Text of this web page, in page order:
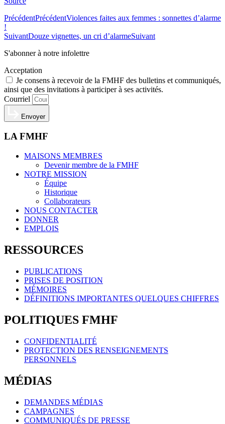
PrécédentPrécédentViolences faites aux femmes : sonnettes d’alarme
!
SuivantDouze vignettes, un cri d’alarmeSuivant
S'abonner à notre infolettre
Acceptation
Je consens à recevoir de la FMHF des bulletins et communiqués,
ainsi que des invitations à participer à ses activités.
Courriel
Envoyer
LA FMHF
MAISONS MEMBRES
Devenir membre de la FMHF
NOTRE MISSION
Équipe
Historique
Collaborateurs
NOUS CONTACTER
DONNER
EMPLOIS
RESSOURCES
PUBLICATIONS
PRISES DE POSITION
MÉMOIRES
DÉFINITIONS IMPORTANTES QUELQUES CHIFFRES
POLITIQUES FMHF
CONFIDENTIALITÉ
PROTECTION DES RENSEIGNEMENTS
PERSONNELS
MÉDIAS
DEMANDES MÉDIAS
CAMPAGNES
COMMUNIQUÉS DE PRESSE